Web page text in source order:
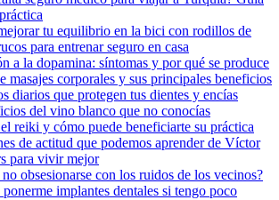
tu equilibrio en la bici con rodillos de
para entrenar seguro en casa
a la dopamina: síntomas y por qué se produce
masajes corporales y sus principales beneficios
diarios que protegen tus dientes y encías
del vino blanco que no conocías
reiki y cómo puede beneficiarte su práctica
de actitud que podemos aprender de Víctor
para vivir mejor
obsesionarse con los ruidos de los vecinos?
ponerme implantes dentales si tengo poco